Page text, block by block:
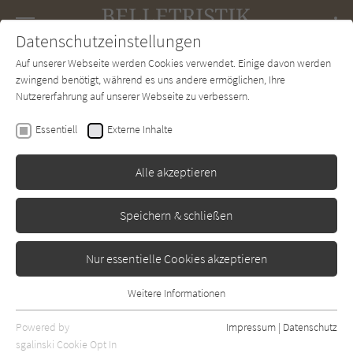
SUCHE Forum Charts Newsletter
Thomas Lang
Bodenlos oder Ein gelbes
Mädchen läuft rückwärts
Beck
Datenschutzeinstellungen
Auf unserer Webseite werden Cookies verwendet. Einige davon werden
zwingend benötigt, während es uns andere ermöglichen, Ihre
Nutzererfahrung auf unserer Webseite zu verbessern.
Essentiell Externe Inhalte
Alle akzeptieren
Speichern & schließen
Nur essentielle Cookies akzeptieren
Essentielle Cookies werden für grundlegende Funktionen der
Webseite benötigt. Dadurch ist gewährleistet, dass die Webseite
Weitere Informationen
Powered by
sgalinski Cookie Opt In
Impressum | Datenschutz